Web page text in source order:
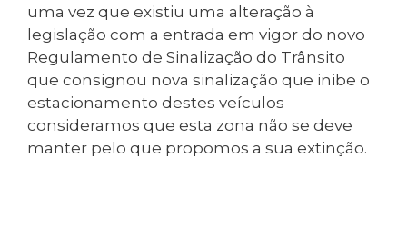
uma vez que existiu uma alteração à
legislação com a entrada em vigor do novo
Regulamento de Sinalização do Trânsito
que consignou nova sinalização que inibe o
estacionamento destes veículos
consideramos que esta zona não se deve
manter pelo que propomos a sua extinção.